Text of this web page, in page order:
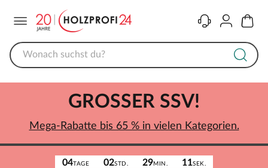
KontaktKonto
04TAGE 02STD. 29MIN. 11SEK.
GROSSER SSV!
Mega-Rabatte bis 65 % in vielen Kategorien.